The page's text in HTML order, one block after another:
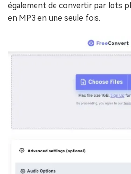
également de convertir par lots
en MP3 en une seule fois.